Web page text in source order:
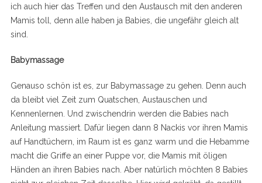
ich auch hier das Treffen und den Austausch mit den anderen
Mamis toll, denn alle haben ja Babies, die ungefähr gleich alt
sind.
Babymassage
Genauso schön ist es, zur Babymassage zu gehen. Denn auch
da bleibt viel Zeit zum Quatschen, Austauschen und
Kennenlernen. Und zwischendrin werden die Babies nach
Anleitung massiert. Dafür liegen dann 8 Nackis vor ihren Mamis
auf Handtüchern, im Raum ist es ganz warm und die Hebamme
macht die Griffe an einer Puppe vor, die Mamis mit öligen
Händen an ihren Babies nach. Aber natürlich möchten 8 Babies